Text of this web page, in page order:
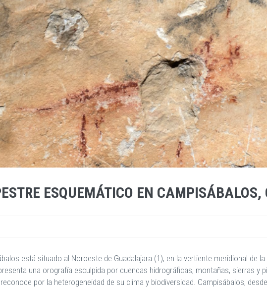
ESQUEMÁTICO EN
está situado al Noroeste de Guadalajara (1), en la vertiente meridional de
una orografía esculpida por cuencas hidrográficas, montañas, sierras y
por la heterogeneidad de su clima y biodiversidad. Campisábalos,